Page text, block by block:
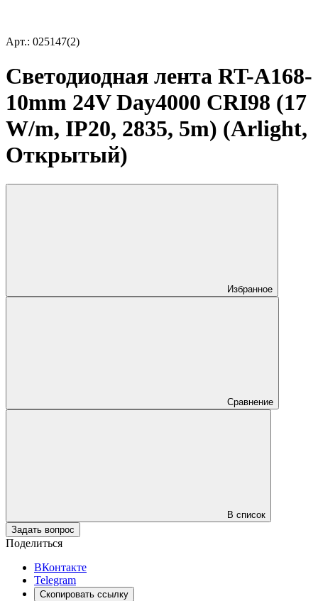
Арт.: 025147(2)
Светодиодная лента RT-A168-
10mm 24V Day4000 CRI98 (17
W/m, IP20, 2835, 5m) (Arlight,
Открытый)
Избранное
Сравнение
В список
Задать вопрос
Поделиться
ВКонтакте
Telegram
Скопировать ссылку